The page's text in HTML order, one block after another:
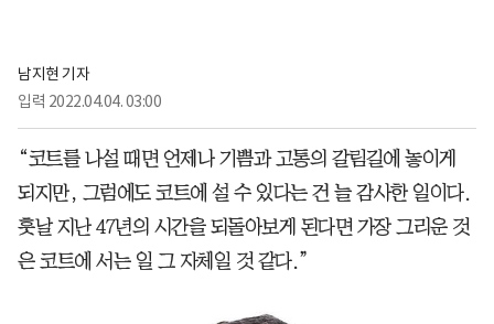
남지현 기자
입력 2022.04.04. 03:00
“코트를 나설 때면 언제나 기쁨과 고통의 갈림길에 놓이게
되지만, 그럼에도 코트에 설 수 있다는 건 늘 감사한 일이다.
훗날 지난 47년의 시간을 되돌아보게 된다면 가장 그리운 것
은 코트에 서는 일 그 자체일 것 같다.”